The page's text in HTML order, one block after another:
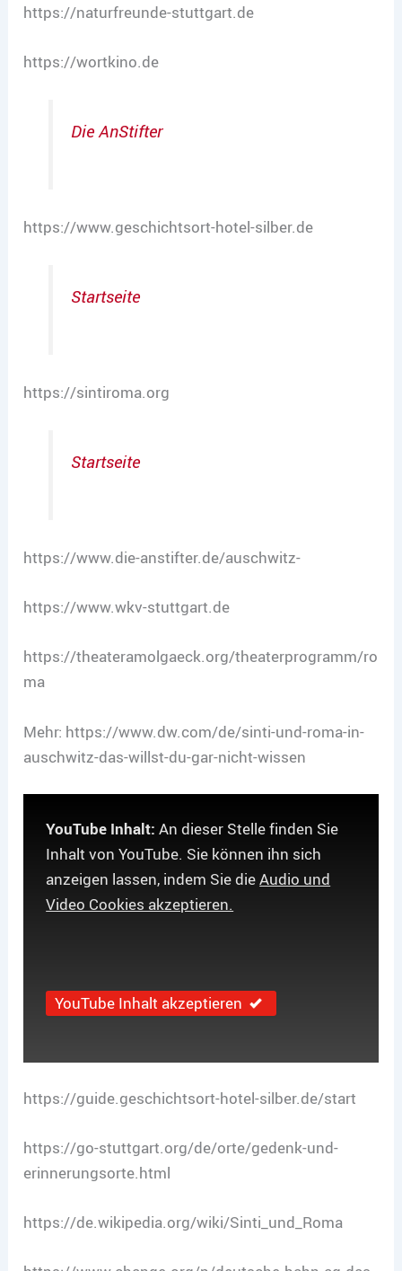
https://naturfreunde-stuttgart.de
https://wortkino.de
Die AnStifter
https://www.geschichtsort-hotel-silber.de
Startseite
https://sintiroma.org
Startseite
https://www.die-anstifter.de/auschwitz-
https://www.wkv-stuttgart.de
https://theateramolgaeck.org/theaterprogramm/ro
ma
Mehr: https://www.dw.com/de/sinti-und-roma-in-
auschwitz-das-willst-du-gar-nicht-wissen
YouTube Inhalt: An dieser Stelle finden Sie
Inhalt von YouTube. Sie können ihn sich
anzeigen lassen, indem Sie dieAudio und
Video Cookies akzeptieren.
YouTube Inhalt akzeptieren
https://guide.geschichtsort-hotel-silber.de/start
https://go-stuttgart.org/de/orte/gedenk-und-
erinnerungsorte.html
https://de.wikipedia.org/wiki/Sinti_und_Roma